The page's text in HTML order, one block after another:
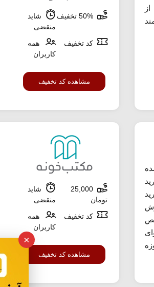
شاید
منقضی
کد تخفیف
همه
کاربران
مشاهده کد تخفیف
25,000
تومان
شاید
منقضی
کد تخفیف
همه
کاربران
مشاهده کد تخفیف
×